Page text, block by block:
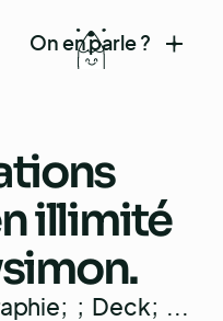
On en parle ?
illimité
; ; Deck; ...